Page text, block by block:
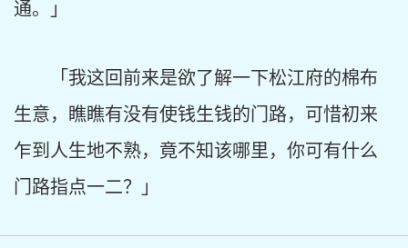
通。」
「我这回前来是欲了解一下松江府的棉布
生意，瞧瞧有没有使钱生钱的门路，可惜初来
乍到人生地不熟，竟不知该哪里，你可有什么
门路指点一二？」